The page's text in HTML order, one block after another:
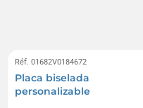
Réf. 01682V0184672
Placa biselada
personalizable